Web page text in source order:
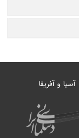
آسیا و آفریقا